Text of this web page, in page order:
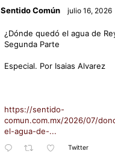
Sentido Común julio 16, 2026
¿Dónde quedó el agua de
Segunda Parte
Especial. Por Isaias Alvarez
https://sentido-
comun.com.mx/2026/07/
el-agua-de-...
Twitter